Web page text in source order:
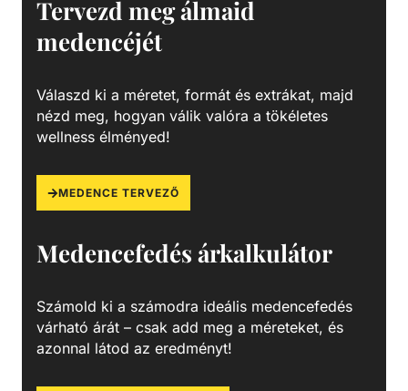
Tervezd meg álmaid
medencéjét
Válaszd ki a méretet, formát és extrákat, majd
nézd meg, hogyan válik valóra a tökéletes
wellness élményed!
MEDENCE TERVEZŐ
Medencefedés árkalkulátor
Számold ki a számodra ideális medencefedés
várható árát – csak add meg a méreteket, és
azonnal látod az eredményt!